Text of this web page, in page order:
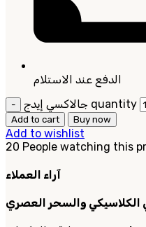
الدفع عند الاستلام
جالاكسي إيدج quantity
Add to cart Buy now
Add to wishlist
20 People watching this
آراء العملاء
الكلاسيكي والسحر العصري